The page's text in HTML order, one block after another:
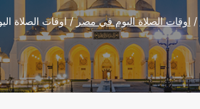
/ اوقات الصلاة اليوم في مصر/اوقات الصلاة